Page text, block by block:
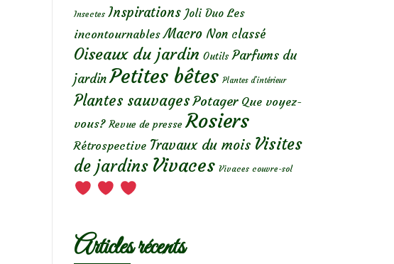
Insectes Inspirations Joli Duo Les
incontournables Macro Non classé
Oiseaux du jardin Outils Parfums du
jardin Petites bêtes Plantes d’intérieur
Plantes sauvages Potager Que voyez-
vous? Revue de presse Rosiers
Rétrospective Travaux du mois Visites
de jardins Vivaces Vivaces couvre-sol
Articles récents